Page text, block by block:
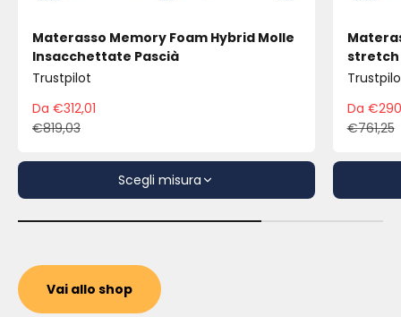
Materasso Memory Foam Hybrid Molle
Insacchettate Pascià
Trustpilot
Prezzo scontato
Da €312,01
Prezzo
€819,03
Scegli misura
stretch
Da
€761,25
Vai allo shop